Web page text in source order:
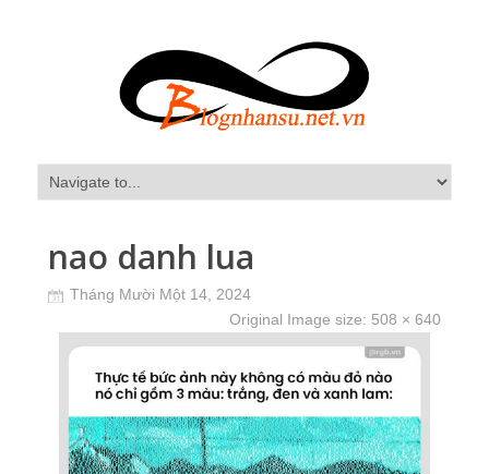
nao danh lua
Tháng Mười Một 14, 2024
Original Image size: 508 × 640